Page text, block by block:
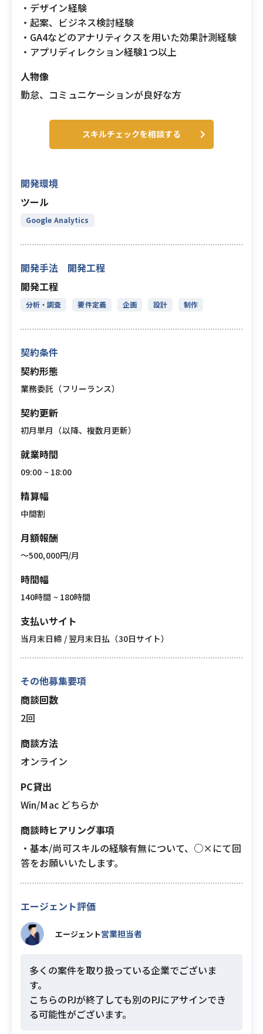
・デザイン経験
・起案、ビジネス検討経験
・GA4などのアナリティクスを用いた効果計測経験
・アプリディレクション経験1つ以上
人物像
勤怠、コミュニケーションが良好な方
スキルチェックを相談する
開発環境
ツール
Google Analytics
開発手法 開発工程
開発工程
分析・調査 要件定義 企画 設計 制作
契約条件
契約形態
業務委託（フリーランス）
契約更新
初月単月（以降、複数月更新）
就業時間
09:00 ~ 18:00
精算幅
中間割
月額報酬
〜500,000円/月
時間幅
140時間 ~ 180時間
支払いサイト
当月末日締 / 翌月末日払（30日サイト）
その他募集要項
商談回数
2回
商談方法
オンライン
PC貸出
Win/Mac どちらか
商談時ヒアリング事項
・基本/尚可スキルの経験有無について、○×にて回
答をお願いいたします。
エージェント評価
エージェント営業担当者
多くの案件を取り扱っている企業でございま
す。
こちらのPJが終了しても別のPJにアサインでき
る可能性がございます。